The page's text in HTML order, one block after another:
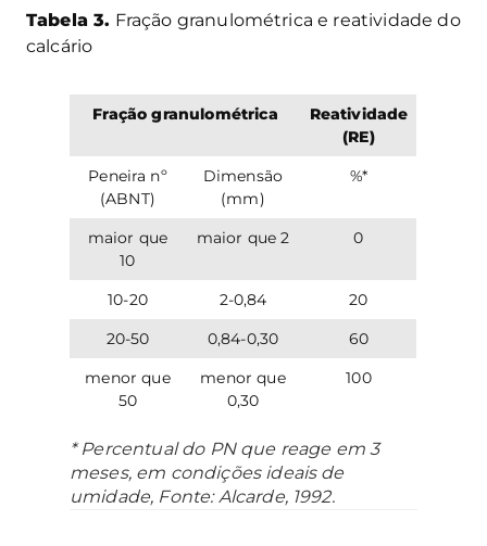
Tabela 3. Fração granulométrica e reatividade do
calcário
Fração granulométrica
Reatividade
(RE)
Peneira nº
(ABNT)
Dimensão
(mm)
%*
maior que
10
maior que 2 0
10-20 2-0,84
20
20-50
0,84-0,30
60
menor que
50
menor que
0,30
100
* Percentual do PN que reage em 3
meses, em condições ideais de
umidade, Fonte: Alcarde, 1992.